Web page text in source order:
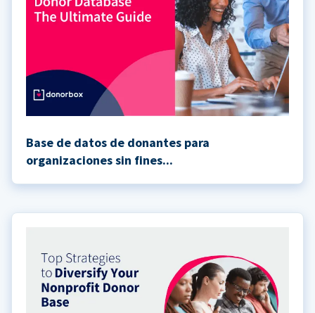
Base de datos de donantes para
organizaciones sin fines...